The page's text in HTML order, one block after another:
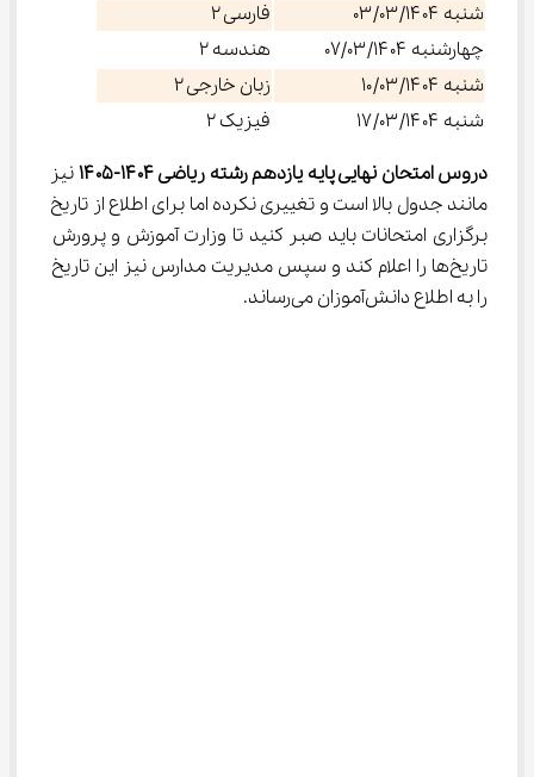
شنبه ۰۳/۰۳/۱۴۰۴
فارسی ۲
چهارشنبه ۰۷/۰۳/۱۴۰۴
هندسه ۲
شنبه ۱۰/۰۳/۱۴۰۴
زبان خارجی ۲
شنبه ۱۷/۰۳/۱۴۰۴
فیزیک ۲
دروس امتحان نهایی پایه یازدهم رشته ریاضی ۱۴۰۴-۱۴۰۵
نیز
مانند جدول بالا است و تغییری نکرده اما برای اطلاع از تاریخ
برگزاری امتحانات باید صبر کنید تا وزارت آموزش و پرورش
تاریخ‌ها را اعلام کند و سپس مدیریت مدارس نیز این تاریخ
را به اطلاع دانش‌آموزان می‌رساند.